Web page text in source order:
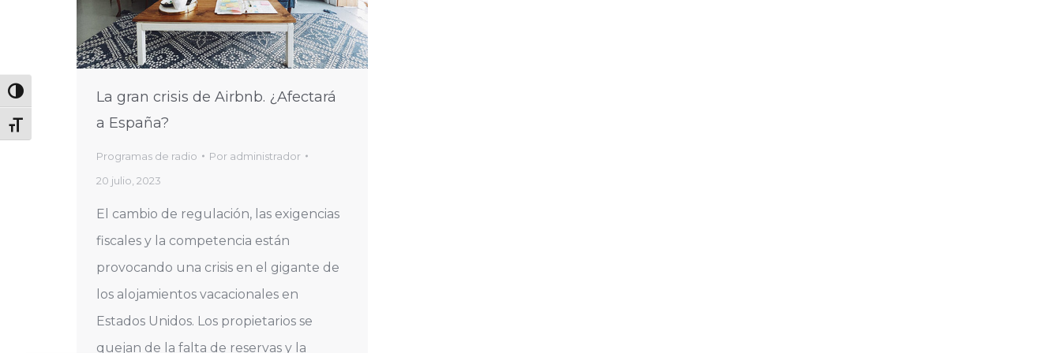
Alternar alto contraste
Alternar tamaño de letra
La gran crisis de Airbnb. ¿Afectará
a España?
Programas de radio Por administrador
20 julio, 2023
El cambio de regulación, las exigencias
fiscales y la competencia están
provocando una crisis en el gigante de
los alojamientos vacacionales en
Estados Unidos. Los propietarios se
quejan de la falta de reservas y la